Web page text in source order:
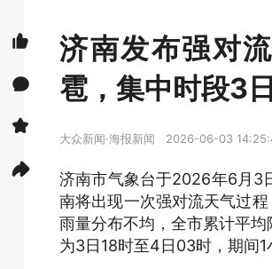
济南发布强对
雹，集中时段3
大众新闻·海报新闻 2026-06-03
济南市气象台于2026年6月3
南将出现一次强对流天气过
雨量分布不均，全市累计平
为3日18时至4日03时，期间